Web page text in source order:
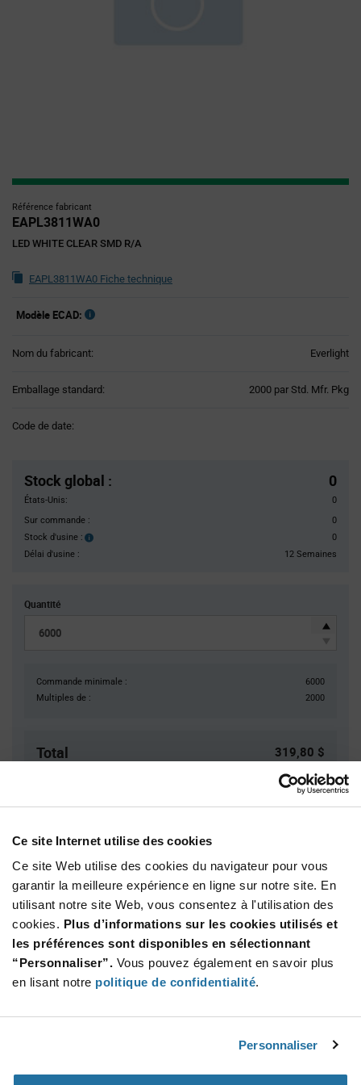
Ce site Internet utilise des cookies
Ce site Web utilise des cookies du navigateur pour vous
garantir la meilleure expérience en ligne sur notre site. En
utilisant notre site Web, vous consentez à l'utilisation des
cookies. Plus d’informations sur les cookies utilisés et
les préférences sont disponibles en sélectionnant
“Personnaliser”. Vous pouvez également en savoir plus
en lisant notre politique de confidentialité.
Personnaliser
Référence fabricant
EAPL3811WA0
LED WHITE CLEAR SMD R/A
EAPL3811WA0 Fiche technique
Modèle ECAD:
Nom du fabricant: Everlight
Emballage standard: 2000 par Std. Mfr. Pkg
Code de date:
Stock global : 0
États-Unis:
0
Sur commande :
0
Stock d'usine :
Stock
0
Délai d'usine :
12 Semaines
Quantité
Commande minimale :
6000
Multiples de :
2000
Total 319,80 $
6 000
8 000
$0.0529
10 000+
$0.0517
Information